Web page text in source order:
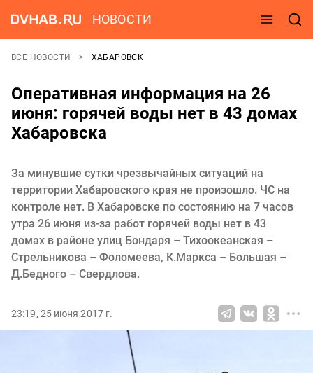
НОВОСТИ
ВСЕ НОВОСТИ ХАБАРОВСК
Оперативная информация на 26
июня: горячей воды нет в 43 домах
Хабаровска
За минувшие сутки чрезвычайных ситуаций на
территории Хабаровского края не произошло. ЧС на
контроле нет. В Хабаровске по состоянию на 7 часов
утра 26 июня из-за работ горячей воды нет в 43
домах в районе улиц Бондаря – Тихоокеанская –
Стрельникова – Фоломеева, К.Маркса – Большая –
Д.Бедного – Свердлова.
23:19, 25 июня 2017 г.